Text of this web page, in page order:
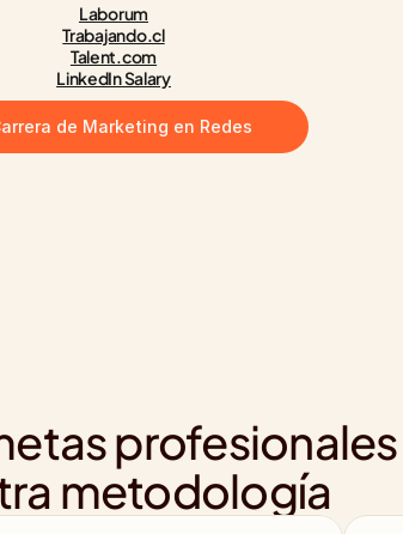
Laborum
Trabajando.cl
Talent.com
LinkedIn Salary
de Marketing en Redes
metodología